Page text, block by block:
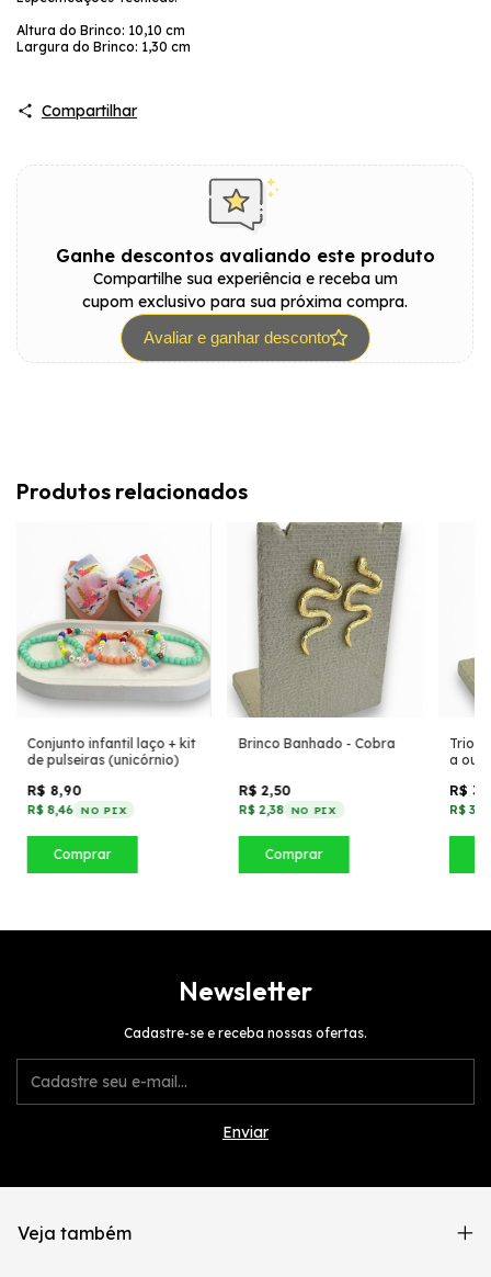
Altura do Brinco: 10,10 cm
Largura do Brinco: 1,30 cm
Compartilhar
Ganhe descontos avaliando este produto
Compartilhe sua experiência e receba um
cupom exclusivo para sua próxima compra.
Avaliar e ganhar desconto
Produtos relacionados
Conjunto infantil laço + kit
de pulseiras (unicórnio)
R$ 8,90
R$ 8,46 NO PIX
Comprar
Brinco Banhado - Cobra
R$ 2,50
R$ 2,38 NO PIX
Comprar
Trio
a
R$
R$
Newsletter
Cadastre-se e receba nossas ofertas.
Veja também